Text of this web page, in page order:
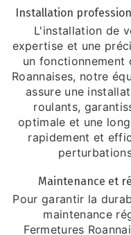
Installation
L'installation de
expertise et une
un fonctionnement
Roannaises, notre
assure une
roulants,
optimale et une
rapidement et
Maintenance et
Pour garantir la
maintenance
Fermetures